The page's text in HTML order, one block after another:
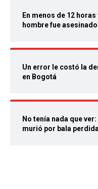
En menos de 12
hombre fue
Un error le costó la
en Bogotá
No tenía nada que
murió por bala